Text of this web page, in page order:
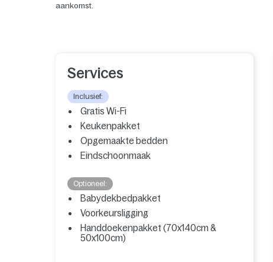
aankomst.
Services
Inclusief:
Gratis Wi-Fi
Keukenpakket
Opgemaakte bedden
Eindschoonmaak
Optioneel:
Babydekbedpakket
Voorkeursligging
Handdoekenpakket (70x140cm &
50x100cm)